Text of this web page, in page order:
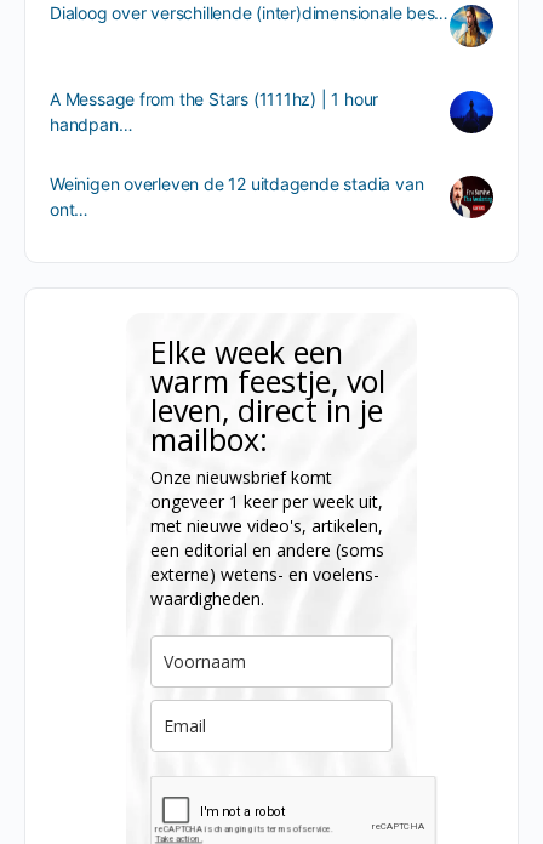
Dialoog over verschillende (inter)dimensionale bes…
A Message from the Stars (1111hz) | 1 hour
handpan…
Weinigen overleven de 12 uitdagende stadia van
ont…
Elke week een
warm feestje, vol
leven, direct in je
mailbox:
Onze nieuwsbrief komt
ongeveer 1 keer per week uit,
met nieuwe video's, artikelen,
een editorial en andere (soms
externe) wetens- en voelens-
waardigheden.